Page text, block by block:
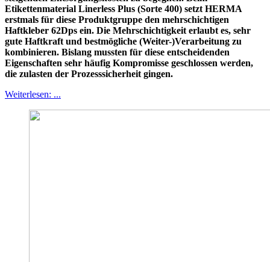
Etikettenmaterial Linerless Plus (Sorte 400) setzt HERMA
erstmals für diese Produktgruppe den mehrschichtigen
Haftkleber 62Dps ein. Die Mehrschichtigkeit erlaubt es, sehr
gute Haftkraft und bestmögliche (Weiter-)Verarbeitung zu
kombinieren. Bislang mussten für diese entscheidenden
Eigenschaften sehr häufig Kompromisse geschlossen werden,
die zulasten der Prozesssicherheit gingen.
Weiterlesen: ...